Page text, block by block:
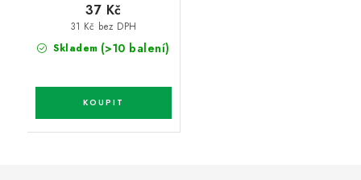
Skladem (>10 balení)
31 Kč bez DPH
37 Kč